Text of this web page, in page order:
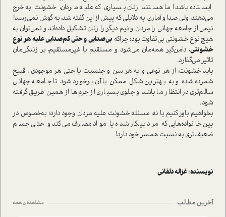
ایستاده باشد اما هستند زنان بسیاری که علیه مردان، خشونت به خرج
می‌دهند، ولی صدا و آماری، به دلایلی که پیش از این گفته شد، به گوش نمی‌رسد!
نیمی از جامعه جهانی را مردان و نیم دیگر را زنان تشکیل داده‌اند و نمی‌توان به
هیچ نوع خشونتی بی‌تفاوت بود؛ چراکه بی‌صدایی و حتی کم‌صدایی علیه هر نوع
خشونتی، دامن‌‌گیر همه‌مان می‌شود و مستقیم یا غیرمستقیم، بر زندگی‌مان
تاثیر می‌گذارد.
باید خشونت، از هر نوعی و به هر سن و جنسیت یا حتی هر موجودی ، قبیح
شمرده شده و به بهترین شکل ممکن با آن برخورد شود تا جامعه جهانی
سالم‌‌تری در انتظار ما باشد و جلوی بسیاری از جرم‌‌ها از همین طریق گرفته
شود.
بخواهیم باور کنیم یا نه، مسئله خشونت علیه مردان وجود دارد؛ به‌خصوص در
بین خانواده‌هایی که مرد بیکار شده یا مواد مصرف می‌کند و حتی جسم
ضعیف‌تری به نسبت همسر خود دارد!
نویسنده : غزاله دلفانی
آخرین مطالب مشاهده ی همه